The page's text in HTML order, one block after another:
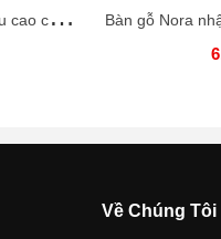
B
àn trà gỗ Caroline nhập khẩu cao cấp / Caroline Table
Về Chúng Tôi